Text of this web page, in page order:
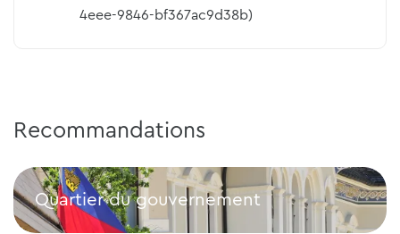
4eee-9846-bf367ac9d38b)
Recommandations
Quartier du gouvernement
Quartier du gouvernement